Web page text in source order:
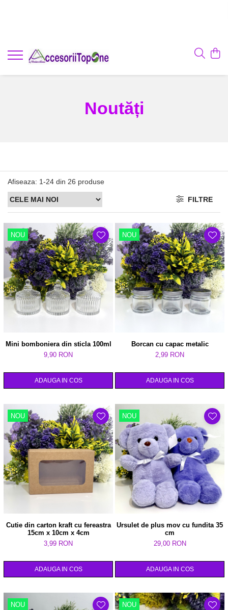
Noutăți
Afiseaza: 1-24 din 26 produse
FILTRE
NOU
Mini bomboniera din sticla 100ml
9,90 RON
ADAUGA IN COS
NOU
Borcan cu capac metalic
2,99 RON
ADAUGA IN COS
NOU
Cutie din carton kraft cu fereastra
15cm x 10cm x 4cm
3,99 RON
ADAUGA IN COS
NOU
Ursulet de plus mov cu fundita 35
cm
29,00 RON
ADAUGA IN COS
NOU NOU